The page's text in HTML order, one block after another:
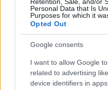
Personal Data that Is
Purposes for which it
Opted Out
Google consents
I want to allow Google
related to advertising
device identifiers in apps.
Nem szokatlan ez
- Aki engem ismer, az
egyáltalán nem(nevet)
sokszorosan. Az operett
játszott operettek
ez a műfaj – tágabban